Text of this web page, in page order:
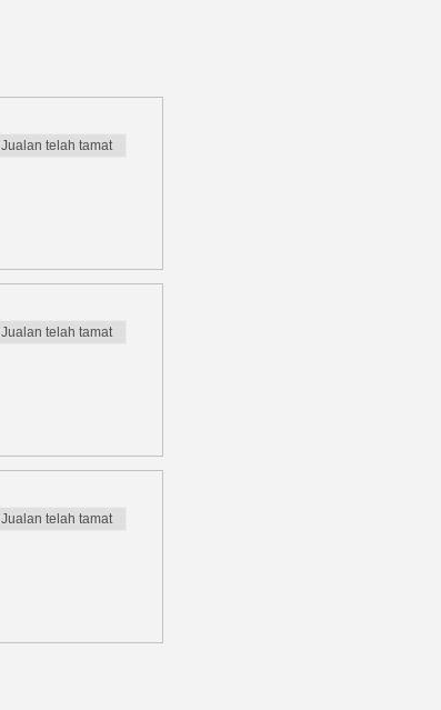
Jualan telah tamat
Jualan telah tamat
Jualan telah tamat